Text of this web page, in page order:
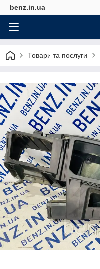
benz.in.ua
Товари та послуги